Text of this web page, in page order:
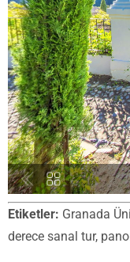
Etiketler: Granada
derece sanal tur,